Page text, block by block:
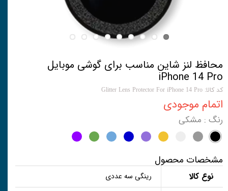
محافظ لنز شاین مناسب برای گوشی موبایل
iPhone 14 Pro
کد کالا: Glitter Lens Protector For iPhone 14 Pro
اتمام موجودی
رنگ : مشکی
مشخصات محصول
نوع کالا رینگی سه عددی